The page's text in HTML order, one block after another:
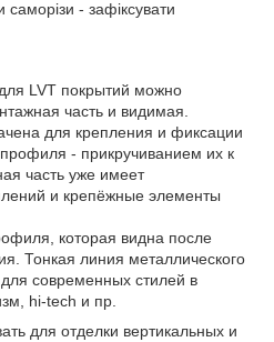
саморізи - зафіксувати
LVT покрытий можно
часть и видимая.
для крепления и фиксации
- прикручиванием их к
часть уже имеет
и крепёжные элементы
которая видна после
Тонкая линия металлического
современных стилей в
hi-tech и пр.
для отделки вертикальных и